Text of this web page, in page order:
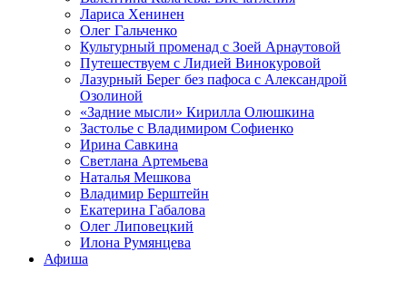
Лариса Хенинен
Олег Гальченко
Культурный променад с Зоей Арнаутовой
Путешествуем с Лидией Винокуровой
Лазурный Берег без пафоса с Александрой
Озолиной
«Задние мысли» Кирилла Олюшкина
Застолье с Владимиром Софиенко
Ирина Савкина
Светлана Артемьева
Наталья Мешкова
Владимир Берштейн
Екатерина Габалова
Олег Липовецкий
Илона Румянцева
Афиша